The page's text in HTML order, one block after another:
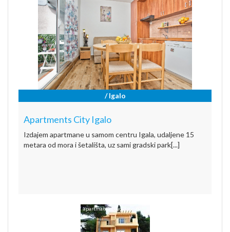
/ Igalo
Apartments City Igalo
Izdajem apartmane u samom centru Igala, udaljene 15
metara od mora i šetališta, uz sami gradski park[...]